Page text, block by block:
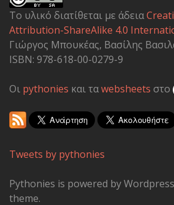
Το υλικό διατίθεται με άδεια
Attribution-ShareAlike 4.0
Γιώργος Μπουκέας, Βασίλης
ISBN: 978-618-00-0279-9
Οι pythonies και ταwebsheets στο
Tweets by pythonies
Pythonies is powered by
theme.